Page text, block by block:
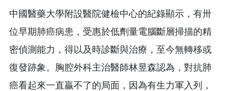
中國醫藥大學附設醫院健檢中心的紀錄顯示，有卅
位早期肺癌病患，受惠於低劑量電腦斷層掃描的精
密偵測能力，得以及時診斷與治療，至今無轉移或
復發跡象。胸腔外科主治醫師林昱森認為，對抗肺
癌看起來一直贏不了的局面，因為有生力軍入列，